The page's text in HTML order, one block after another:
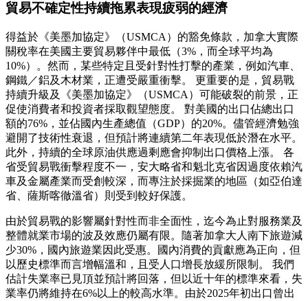
貿易不確定性持續拖累表現疲弱的經濟
得益於《美墨加協定》（USMCA）的豁免條款，加拿大實際
關稅率在美國主要貿易夥伴中最低（3%，而全球平均為
10%）。然而，某些特定且受針對性打擊的產業，例如汽車、
鋼鐵／鋁及木材業，正遭受嚴重衝擊。 更重要的是，貿易戰
持續升級及《美墨加協定》（USMCA）可能破裂的前景，正
促使消費者和投資者採取觀望態度。 對美國的出口佔總出口
額的76%，並佔國內生產總值（GDP）的20%。儘管經濟勉強
避開了技術性衰退，但預計將連續第二年表現低於潛在水平。
此外，持續的全球原油供應過剩應會抑制出口價格上漲。 各
省受貿易戰衝擊程度不一，安大略省和魁北克省因過度依賴汽
車及金屬產業而受創較深，而專注於採掘業的地區（如亞伯達
省、薩斯喀徹溫省）則受到較好保護。
由於貿易戰的影響屬針對性而非全面性，迄今為止對服務業及
整體就業市場的波及效應仍屬有限。隨著加拿大人南下旅遊減
少30%，國內旅遊業因此受惠。國內消費的貢獻應為正向，但
以歷史標準而言增幅溫和，且受人口增長放緩所限制。 我們
估計失業率已見頂並預計將回落，但以近十年的標準來看，失
業率仍將維持在6%以上的較高水準。由於2025年初出口曾出